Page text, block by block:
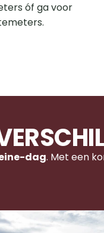
óf ga voor
dag. Met een